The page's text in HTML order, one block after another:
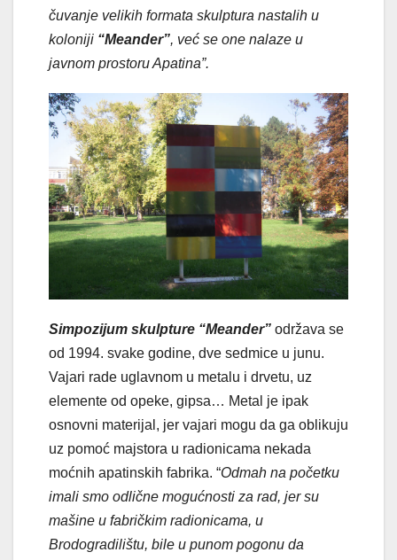
čuvanje velikih formata skulptura nastalih u
koloniji “Meander”, već se one nalaze u
javnom prostoru Apatina”.
Simpozijum skulpture “Meander” održava se
od 1994. svake godine, dve sedmice u junu.
Vajari rade uglavnom u metalu i drvetu, uz
elemente od opeke, gipsa… Metal je ipak
osnovni materijal, jer vajari mogu da ga oblikuju
uz pomoć majstora u radionicama nekada
moćnih apatinskih fabrika. “Odmah na početku
imali smo odlične mogućnosti za rad, jer su
mašine u fabričkim radionicama, u
Brodogradilištu, bile u punom pogonu da